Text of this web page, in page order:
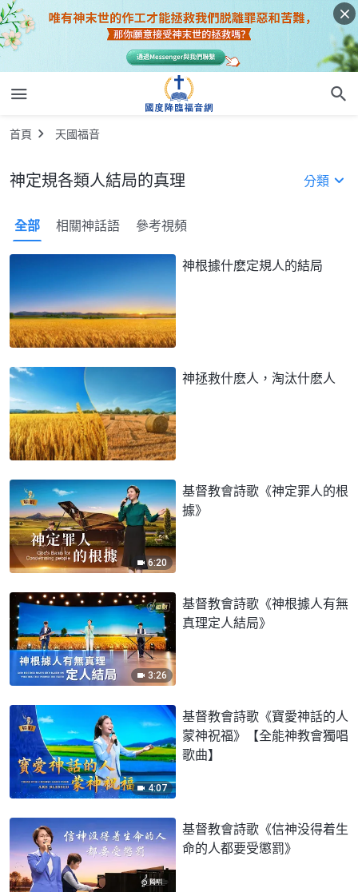
首頁 天國福音
神定規各類人結局的真理 分類
全部 相關神話語 參考視頻
神根據什麽定規人的結局
神拯救什麽人，淘汰什麽人
6:20
基督教會詩歌《神定罪人的根
據》
3:26
基督教會詩歌《神根據人有無
真理定人結局》
4:07
基督教會詩歌《寶愛神話的人
蒙神祝福》【全能神教會獨唱
歌曲】
基督教會詩歌《信神没得着生
命的人都要受懲罰》